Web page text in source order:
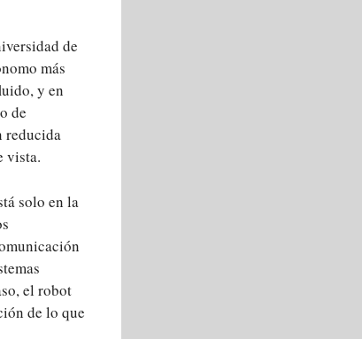
de
más
y en
de
reducida
vista.
solo en la
el robot
de lo que